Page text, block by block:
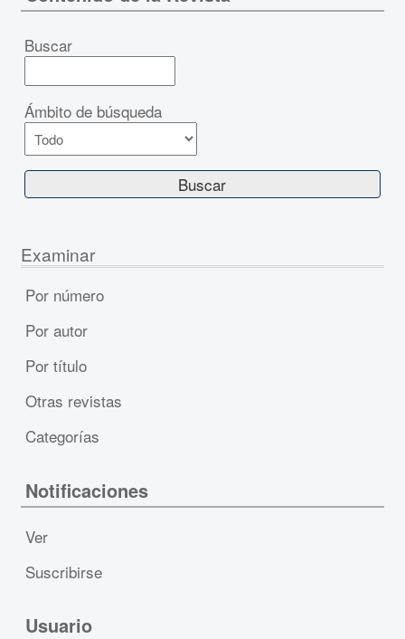
Buscar
Ámbito de búsqueda
Examinar
Por número
Por autor
Por título
Otras revistas
Categorías
Notificaciones
Ver
Suscribirse
Usuario